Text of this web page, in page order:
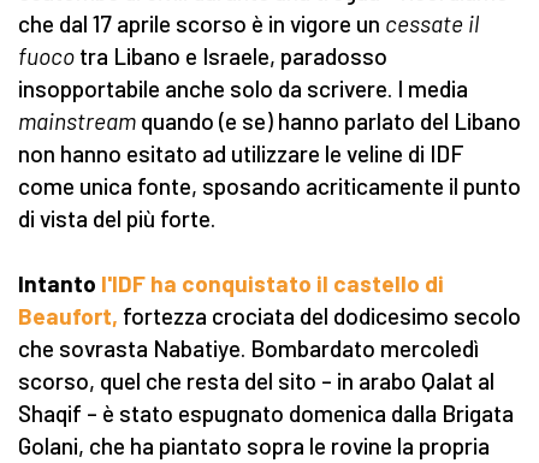
che dal 17 aprile scorso è in vigore un cessate il
fuoco tra Libano e Israele, paradosso
insopportabile anche solo da scrivere. I media
mainstream quando (e se) hanno parlato del Libano
non hanno esitato ad utilizzare le veline di IDF
come unica fonte, sposando acriticamente il punto
di vista del più forte.
Intanto l'IDF ha conquistato il castello di
Beaufort, fortezza crociata del dodicesimo secolo
che sovrasta Nabatiye. Bombardato mercoledì
scorso, quel che resta del sito – in arabo Qalat al
Shaqif – è stato espugnato domenica dalla Brigata
Golani, che ha piantato sopra le rovine la propria